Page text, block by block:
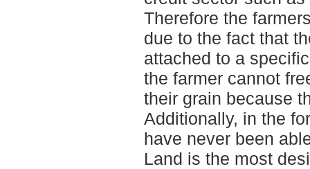
Therefore the
due to the fact that
attached to a
the farmer cannot
their grain because
Additionally, in the
have never been
Land is the most